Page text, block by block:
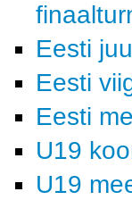
Eesti
Eesti
Eesti
U19
U19